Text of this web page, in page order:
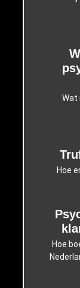
Wat
Hoe
Hoe